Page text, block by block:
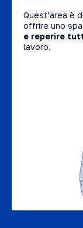
Quest’area è
offrire uno
e reperire
lavoro.